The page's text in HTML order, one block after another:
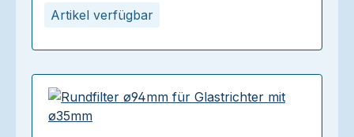
Artikel verfügbar